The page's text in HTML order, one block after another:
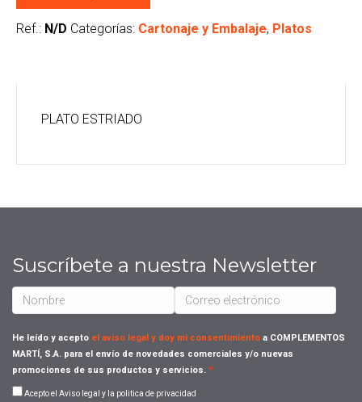
Ref.: N/D Categorías: Cartonaje y Embalaje, Platos
PLATO ESTRIADO
Suscríbete a nuestra Newsletter
He leído y acepto el aviso legal y doy mi consentimiento a COMPLEMENTOS
MARTÍ, S.A. para el envío de novedades comerciales y/o nuevas
promociones de sus productos y servicios.
Acepto el Aviso legal y la politica de privacidad